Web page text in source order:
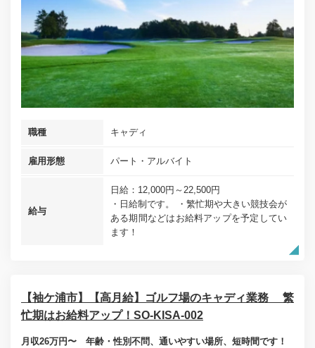
職種 キャディ
雇用形態 パート・アルバイト
給与
日給：12,000円～22,500円
・日給制です。 ・繁忙期や大きい競技会が
ある期間などはお給料アップを予定してい
ます！
【袖ケ浦市】【高月給】ゴルフ場のキャディ業務 繁
忙期はお給料アップ！SO-KISA-002
月収26万円〜 年齢・性別不問、通いやすい場所、短時間です！